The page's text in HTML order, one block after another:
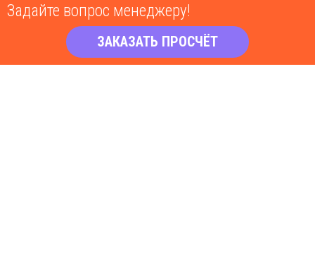
Задайте вопрос менеджеру!
ЗАКАЗАТЬ ПРОСЧЁТ